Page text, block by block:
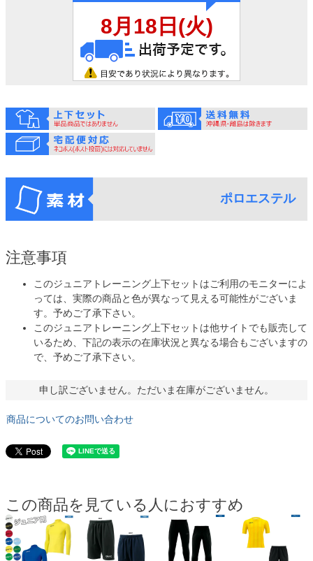
ポロエステル
注意事項
このジュニアトレーニング上下セットはご利用のモニターによ
っては、実際の商品と色が異なって見える可能性がございま
す。予めご了承下さい。
このジュニアトレーニング上下セットは他サイトでも販売して
いるため、下記の表示の在庫状況と異なる場合もございますの
で、予めご了承下さい。
申し訳ございません。ただいま在庫がございません。
商品についてのお問い合わせ
この商品を見ている人におすすめ